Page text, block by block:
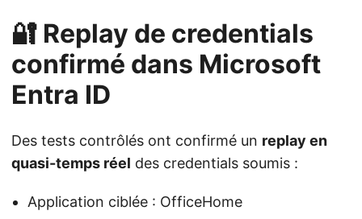
🔐 Replay de credentials
confirmé dans Microsoft
Entra ID
Des tests contrôlés ont confirmé un replay en
quasi-temps réel des credentials soumis :
Application ciblée : OfficeHome